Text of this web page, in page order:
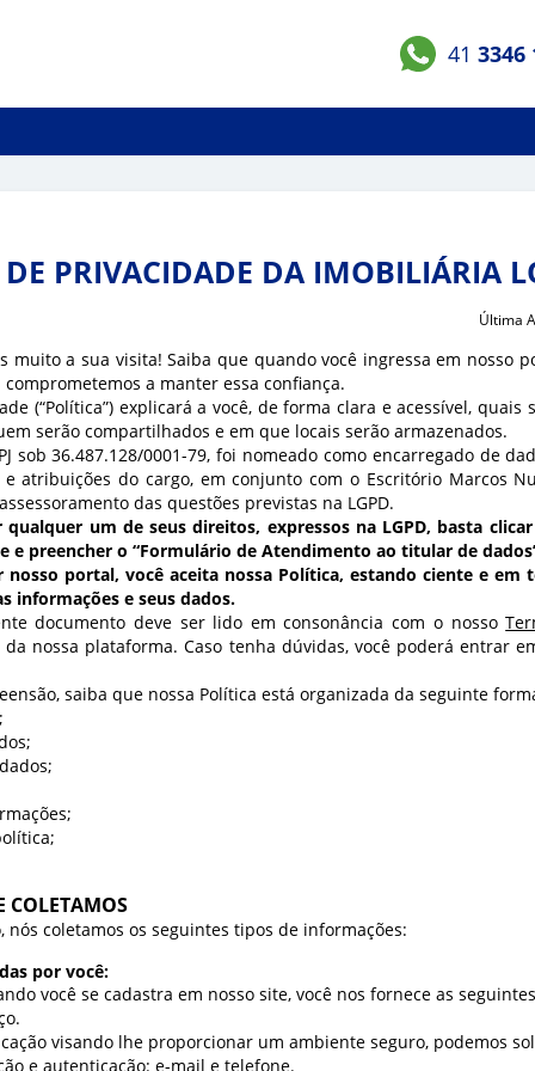
41 3346
PRIVACIDADE DA IMOBILIÁRIA
Última
muito a sua visita! Saiba que quando você ingressa em nosso
a manter essa confiança.
(“Política”) explicará a você, de forma clara e acessível, quais
serão compartilhados e em que locais serão armazenados.
sob 36.487.128/0001-79, foi nomeado como encarregado de
atribuições do cargo, em conjunto com o Escritório Marcos
das questões previstas na LGPD.
qualquer um de seus direitos, expressos na LGPD, basta clicar
e preencher o “Formulário de Atendimento ao titular de
nosso portal, você aceita nossa Política, estando ciente e
informações e seus dados.
documento deve ser lido em consonância com o nosso
nossa plataforma. Caso tenha dúvidas, você poderá entrar
saiba que nossa Política está organizada da seguinte
COLETAMOS
nós coletamos os seguintes tipos de informações:
por você:
você se cadastra em nosso site, você nos fornece as
visando lhe proporcionar um ambiente seguro, podemos
e autenticação: e-mail e telefone.